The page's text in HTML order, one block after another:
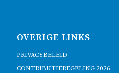
OVERIGE LINKS
PRIVACYBELEID
CONTRIBUTIEREGELING 2026